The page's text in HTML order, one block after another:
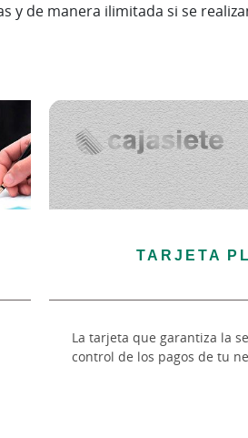
y de manera ilimitada si se
TARJETA
La tarjeta que garantiza la
control de los pagos de tu